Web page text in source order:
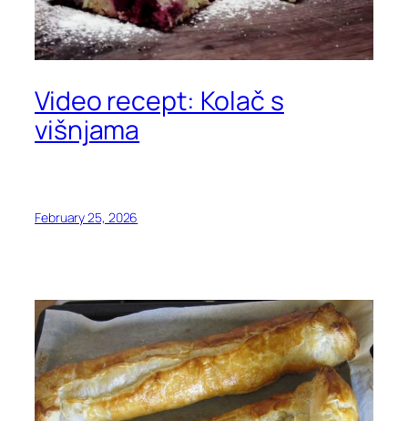
Video recept: Kolač s
višnjama
February 25, 2026